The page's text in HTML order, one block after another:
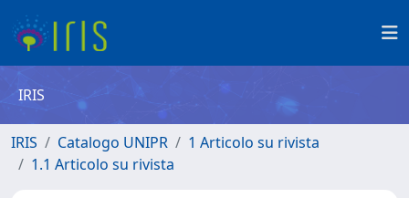
IRIS
IRIS Catalogo UNIPR
1 Articolo su rivista
1.1 Articolo su rivista